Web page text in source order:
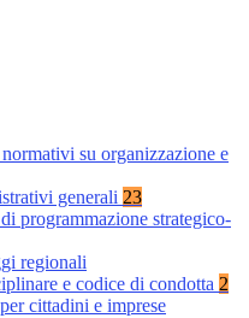
su organizzazione e
generali 23
programmazione strategico-
regionali
e codice di condotta 2
cittadini e imprese